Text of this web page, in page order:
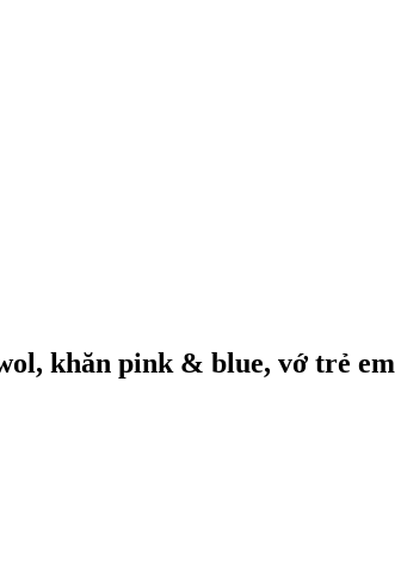
khăn pink & blue, vớ trẻ em